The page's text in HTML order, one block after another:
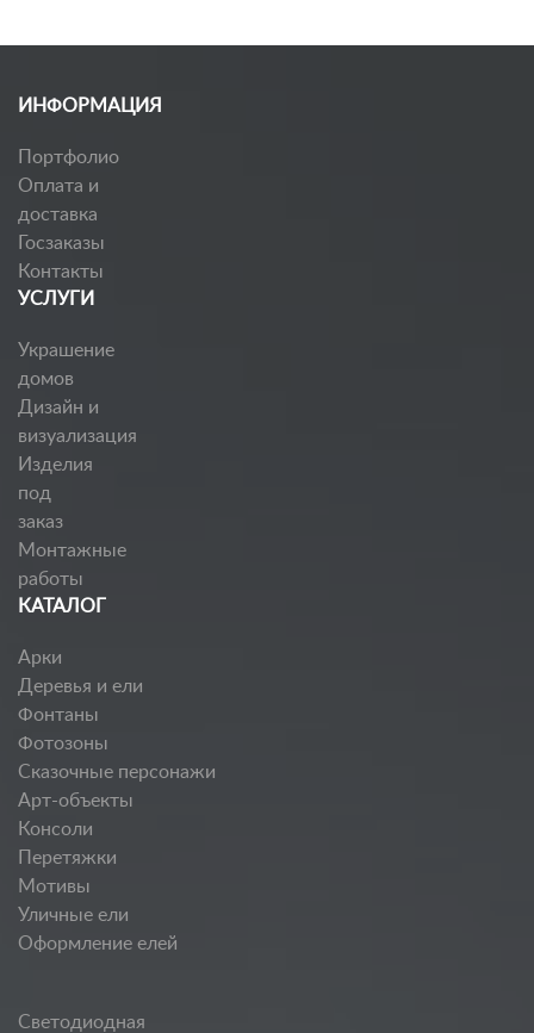
ИНФОРМАЦИЯ
Портфолио
Оплата и
доставка
Госзаказы
Контакты
УСЛУГИ
Украшение
домов
Дизайн и
визуализация
Изделия
под
заказ
Монтажные
работы
КАТАЛОГ
Арки
Деревья и ели
Фонтаны
Фотозоны
Сказочные персонажи
Арт-объекты
Консоли
Перетяжки
Мотивы
Уличные ели
Оформление елей
Светодиодная